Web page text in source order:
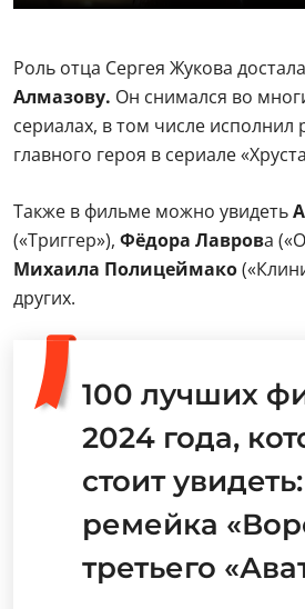
Роль отца Сергея Жукова
Алмазову. Он снимался во
сериалах, в том числе исполнил
главного героя в сериале
Также в фильме можно увидеть
(«Триггер»), Фёдора Лаврова
Михаила Полицеймако
других.
100 лучших
2024 года,
стоит
ремейка
третьего